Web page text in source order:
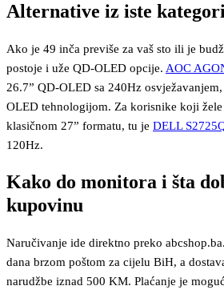
Alternative iz iste
Ako je 49 inča previše za vaš sto ili je
postoje i uže QD-OLED opcije. AOC
26.7” QD-OLED sa 240Hz
OLED tehnologijom. Za korisnike koji
klasičnom 27” formatu, tu je DELL
120Hz.
Kako do monitora i šta
kupovinu
Naručivanje ide direktno preko
dana brzom poštom za cijelu BiH, a
narudžbe iznad 500 KM. Plaćanje je